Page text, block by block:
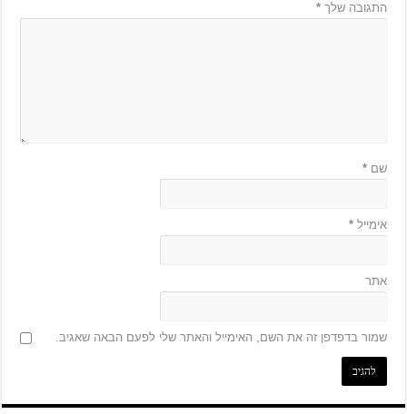
התגובה שלך*
שם*
אימייל*
אתר
שמור בדפדפן זה את השם, האימייל והאתר שלי לפעם הבאה שאגיב.